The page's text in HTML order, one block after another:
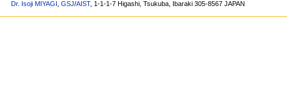
Dr. Isoji MIYAGI ,GSJ/AIST, 1-1-1-7 Higashi, Tsukuba, Ibaraki 305-8567 JAPAN